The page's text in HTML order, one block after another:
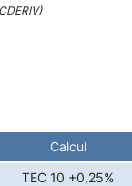
Calcul
TEC 10 +0,25%